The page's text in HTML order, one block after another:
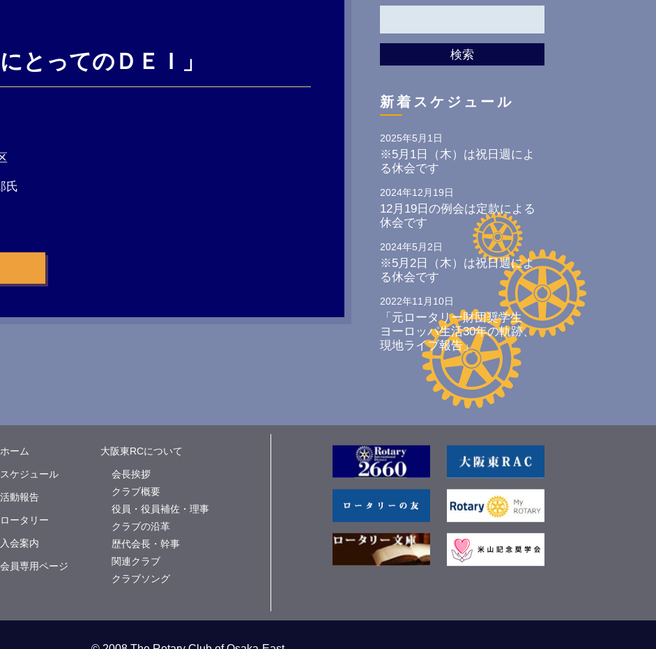
とってのＤＥＩ」
氏
検索
新着スケジュール
2025年5月1日
※5月1日（木）は祝日週によ
る休会です
2024年12月19日
12月19日の例会は定款による
休会です
2024年5月2日
※5月2日（木）は祝日週によ
る休会です
2022年11月10日
「元ロータリー財団奨学生
ヨーロッパ生活30年の軌跡、
現地ライブ報告」
ホーム
スケジュール
活動報告
ロータリー
入会案内
会員専用ページ
大阪東RCについて
会長挨拶
クラブ概要
役員・役員補佐・理事
クラブの沿革
歴代会長・幹事
関連クラブ
クラブソング